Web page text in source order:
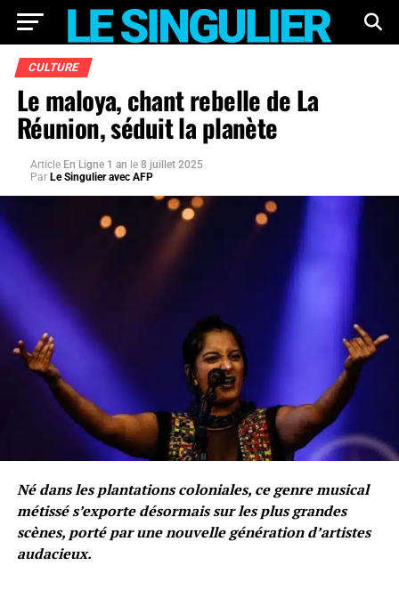
CULTURE
Le maloya, chant rebelle de La
Réunion, séduit la planète
Article En Ligne 1 an le 8 juillet 2025
Par Le Singulier avec AFP
Né dans les plantations coloniales, ce genre musical
métissé s’exporte désormais sur les plus grandes
scènes, porté par une nouvelle génération d’artistes
audacieux.